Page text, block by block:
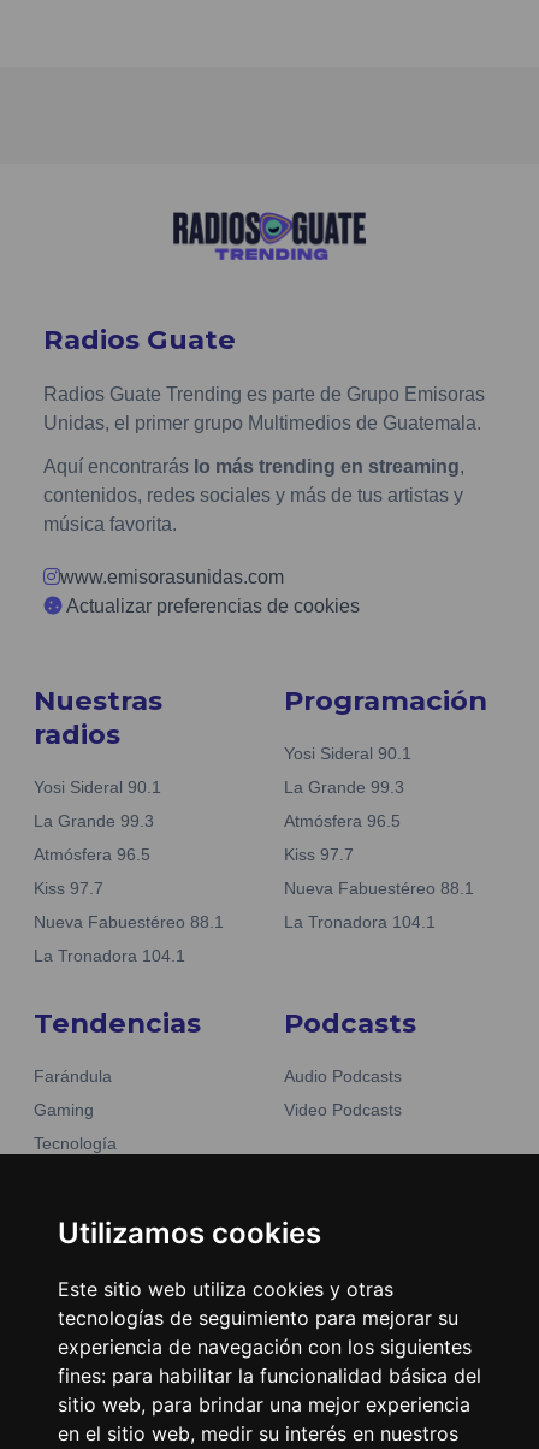
Utilizamos cookies
Este sitio web utiliza cookies y otras
tecnologías de seguimiento para mejorar su
experiencia de navegación con los siguientes
fines: para habilitar la funcionalidad básica del
sitio web, para brindar una mejor experiencia
en el sitio web, medir su interés en nuestros
Radios Guate
Radios Guate Trending es parte de Grupo Emisoras
Unidas, el primer grupo Multimedios de Guatemala.
Aquí encontrarás lo más trending en streaming,
contenidos, redes sociales y más de tus artistas y
música favorita.
www.emisorasunidas.com
Actualizar preferencias de cookies
Nuestras
radios
Yosi Sideral 90.1
La Grande 99.3
Atmósfera 96.5
Kiss 97.7
Nueva Fabuestéreo 88.1
La Tronadora 104.1
Programación
Yosi Sideral 90.1
La Grande 99.3
Atmósfera 96.5
Kiss 97.7
Nueva Fabuestéreo 88.1
La Tronadora 104.1
Tendencias
Farándula
Gaming
Tecnología
Noticias
Podcasts
Audio Podcasts
Video Podcasts
Emisoras Unidas
Encuéntranos
Contacto
Términos y condiciones